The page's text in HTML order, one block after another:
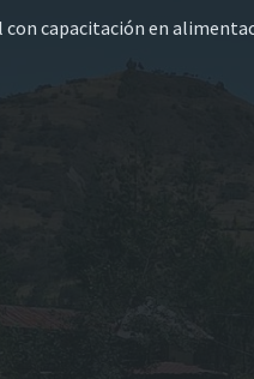
capacitación en